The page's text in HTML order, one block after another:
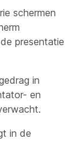
schermen
presentatie
in
en
in de